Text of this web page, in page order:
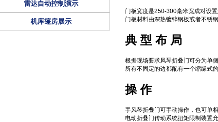
雷达自动控制演示
机库篷房展示
门板宽度是250-300毫米宽成对设
门板材料由深热镀锌钢板或者不锈
典 型 布 局
根据现场要求风琴折叠门可分为单
所有不固定的边都配有一个缩缘式
操 作
手风琴折叠门可手动操作，也可单
电动折叠门传动系统扭矩限制装置